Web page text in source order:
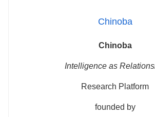
Chinoba
Chinoba
Intelligence as
Research Platform
founded by